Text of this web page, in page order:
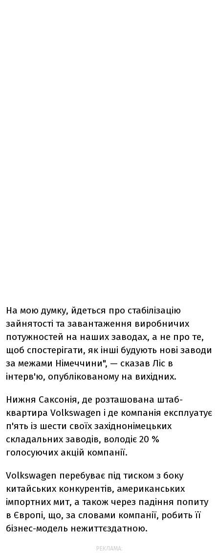
На мою думку, йдеться про стабілізацію
зайнятості та завантаження виробничих
потужностей на наших заводах, а не про те,
щоб спостерігати, як інші будують нові заводи
за межами Німеччини", — сказав Ліс в
інтерв'ю, опублікованому на вихідних.
Нижня Саксонія, де розташована штаб-
квартира Volkswagen і де компанія експлуатує
п'ять із шести своїх західнонімецьких
складальних заводів, володіє 20 %
голосуючих акцій компанії.
Volkswagen перебуває під тиском з боку
китайських конкурентів, американських
імпортних мит, а також через падіння попиту
в Європі, що, за словами компанії, робить її
бізнес-модель нежиттєздатною.
РЕКЛАМА: